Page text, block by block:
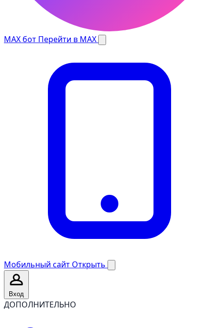
MAX бот Перейти в MAX
Мобильный сайт Открыть
Вход
ДОПОЛНИТЕЛЬНО